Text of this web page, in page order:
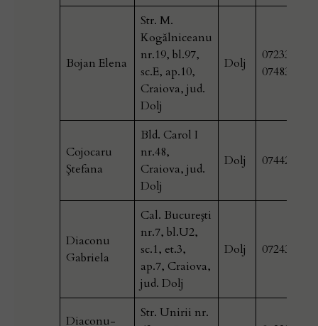
Bojan Elena
Str. M.
Kogălniceanu
nr.19, bl.97,
sc.E, ap.10,
Craiova, jud.
Dolj
Dolj
0748372771
Cojocaru
Ştefana
Bld. Carol I
nr.48,
Craiova, jud.
Dolj
Dolj 0744203298
Diaconu
Gabriela
Cal. Bucureşti
nr.7, bl.U2,
sc.1, et.3,
ap.7, Craiova,
jud. Dolj
Dolj 0724308997
Diaconu-
Str. Unirii nr.